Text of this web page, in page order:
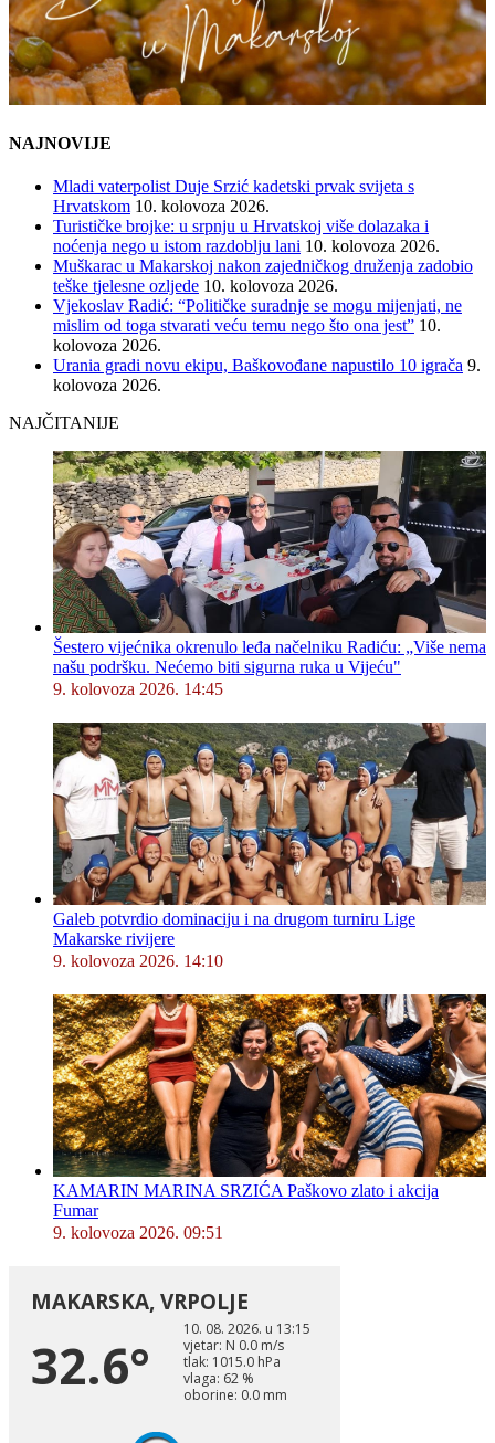
NAJNOVIJE
Mladi vaterpolist Duje Srzić kadetski prvak svijeta s
Hrvatskom 10. kolovoza 2026.
Turističke brojke: u srpnju u Hrvatskoj više dolazaka i
noćenja nego u istom razdoblju lani 10. kolovoza 2026.
Muškarac u Makarskoj nakon zajedničkog druženja zadobio
teške tjelesne ozljede 10. kolovoza 2026.
Vjekoslav Radić: “Političke suradnje se mogu mijenjati, ne
mislim od toga stvarati veću temu nego što ona jest” 10.
kolovoza 2026.
Urania gradi novu ekipu, Baškovođane napustilo 10 igrača 9.
kolovoza 2026.
NAJČITANIJE
Šestero vijećnika okrenulo leđa načelniku Radiću: „Više nema
našu podršku. Nećemo biti sigurna ruka u Vijeću"
9. kolovoza 2026. 14:45
Galeb potvrdio dominaciju i na drugom turniru Lige
Makarske rivijere
9. kolovoza 2026. 14:10
KAMARIN MARINA SRZIĆA Paškovo zlato i akcija
Fumar
9. kolovoza 2026. 09:51